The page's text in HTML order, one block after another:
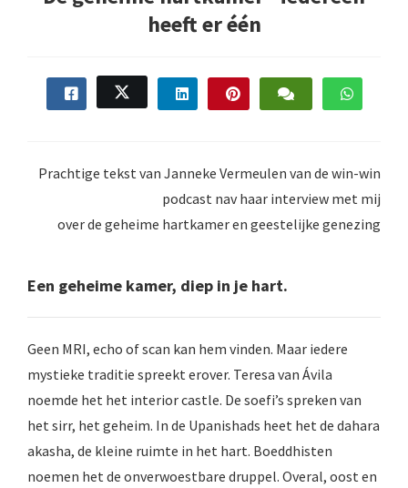
heeft er één
Prachtige tekst van Janneke Vermeulen van de win-win
podcast nav haar interview met mij
over de geheime hartkamer en geestelijke genezing
Een geheime kamer, diep in je hart.
Geen MRI, echo of scan kan hem vinden. Maar iedere
mystieke traditie spreekt erover. Teresa van Ávila
noemde het het interior castle. De soefi’s spreken van
het sirr, het geheim. In de Upanishads heet het de dahara
akasha, de kleine ruimte in het hart. Boeddhisten
noemen het de onverwoestbare druppel. Overal, oost en